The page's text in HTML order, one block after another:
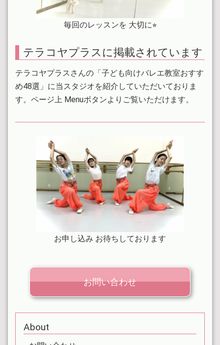
2022.10.15
vaクラス年内継続します
こどもバレエ木曜はトウシューズクラスです
2022.08.12
プレコンクールに参加しました
2022.07.22
6才から大人の方まで
2022.02.01
土曜大人クラス募集再開しました
2022.01.01
本年もよろしくお願い致します
来年1月より体験レッスン再開します
2021.11.28
土曜大人のみ募集休止しています
2021.11.01
2021.09.04
土曜大人募集体験休止しています
毎回のレッスンを 大切に⭐︎
テラコヤプラスに掲載されています
テラコヤプラスさんの「子ども向けバレエ教室おすす
め48選」に当スタジオを紹介していただいておりま
す。ページ上 Menuボタンよりご覧いただけます。
お申し込み お待ちしております
お問い合わせ
About